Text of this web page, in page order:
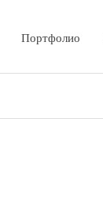
Портфолио